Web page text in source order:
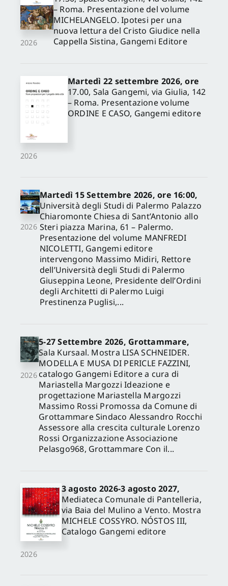
2026
– Roma. Presentazione del volume
MICHELANGELO. Ipotesi per una
nuova lettura del Cristo Giudice nella
Cappella Sistina, Gangemi Editore
2026
Martedì 22 settembre 2026, ore
17.00, Sala Gangemi, via Giulia, 142
– Roma. Presentazione volume
ORDINE E CASO, Gangemi editore
2026
Martedì 15 Settembre 2026, ore 16:00,
Università degli Studi di Palermo Palazzo
Chiaromonte Chiesa di Sant’Antonio allo
Steri piazza Marina, 61 – Palermo.
Presentazione del volume MANFREDI
NICOLETTI, Gangemi editore
intervengono Massimo Midiri, Rettore
dell’Università degli Studi di Palermo
Giuseppina Leone, Presidente dell’Ordini
degli Architetti di Palermo Luigi
Prestinenza Puglisi,...
2026
5-27 Settembre 2026, Grottammare,
Sala Kursaal. Mostra LISA SCHNEIDER.
MODELLA E MUSA DI PERICLE FAZZINI,
catalogo Gangemi Editore a cura di
Mariastella Margozzi Ideazione e
progettazione Mariastella Margozzi
Massimo Rossi Promossa da Comune di
Grottammare Sindaco Alessandro Rocchi
Assessore alla crescita culturale Lorenzo
Rossi Organizzazione Associazione
Pelasgo968, Grottammare Con il...
2026
3 agosto 2026-3 agosto 2027,
Mediateca Comunale di Pantelleria,
via Baia del Mulino a Vento. Mostra
MICHELE COSSYRO. NÓSTOS III,
Catalogo Gangemi editore